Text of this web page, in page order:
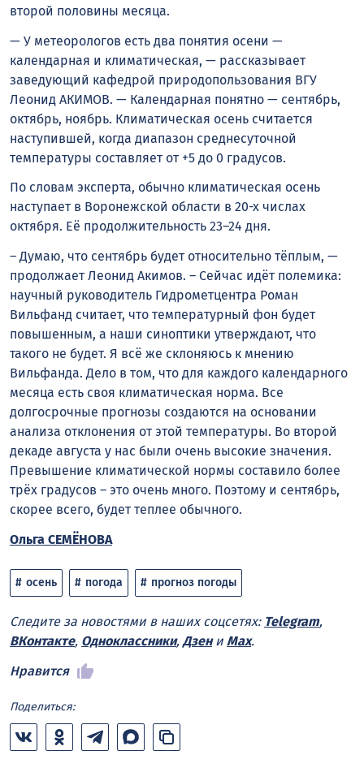
второй половины месяца.
— У метеорологов есть два понятия осени —
календарная и климатическая, — рассказывает
заведующий кафедрой природопользования ВГУ
Леонид АКИМОВ. — Календарная понятно — сентябрь,
октябрь, ноябрь. Климатическая осень считается
наступившей, когда диапазон среднесуточной
температуры составляет от +5 до 0 градусов.
По словам эксперта, обычно климатическая осень
наступает в Воронежской области в 20-х числах
октября. Её продолжительность 23–24 дня.
– Думаю, что сентябрь будет относительно тёплым, —
продолжает Леонид Акимов. – Сейчас идёт полемика:
научный руководитель Гидрометцентра Роман
Вильфанд считает, что температурный фон будет
повышенным, а наши синоптики утверждают, что
такого не будет. Я всё же склоняюсь к мнению
Вильфанда. Дело в том, что для каждого календарного
месяца есть своя климатическая норма. Все
долгосрочные прогнозы создаются на основании
анализа отклонения от этой температуры. Во второй
декаде августа у нас были очень высокие значения.
Превышение климатической нормы составило более
трёх градусов – это очень много. Поэтому и сентябрь,
скорее всего, будет теплее обычного.
Ольга СЕМЁНОВА
осень погода прогноз погоды
Следите за новостями в наших соцсетях: Telegram,
ВКонтакте, Одноклассники, Дзени Max.
Нравится
Поделиться: